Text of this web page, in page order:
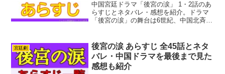
中国宮廷ドラマ「後宮の涙」 1・2話のあ
らすじとネタバレ・感想を紹介。ドラマ
「後宮の涙」の舞台は6世紀、中国北斉時
す。しかし継母の陰謀によって父を殺害
され、復讐を誓い宮...
宮廷劇
後宮の涙 あらすじ 全45話とネタ
バレ・中国ドラマを最後まで見た
感想も紹介